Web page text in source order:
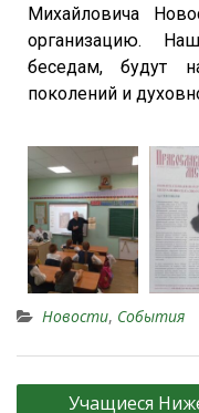
Михайловича
организацию.
беседам, будут
поколений и
Новости, События
Учащиеся